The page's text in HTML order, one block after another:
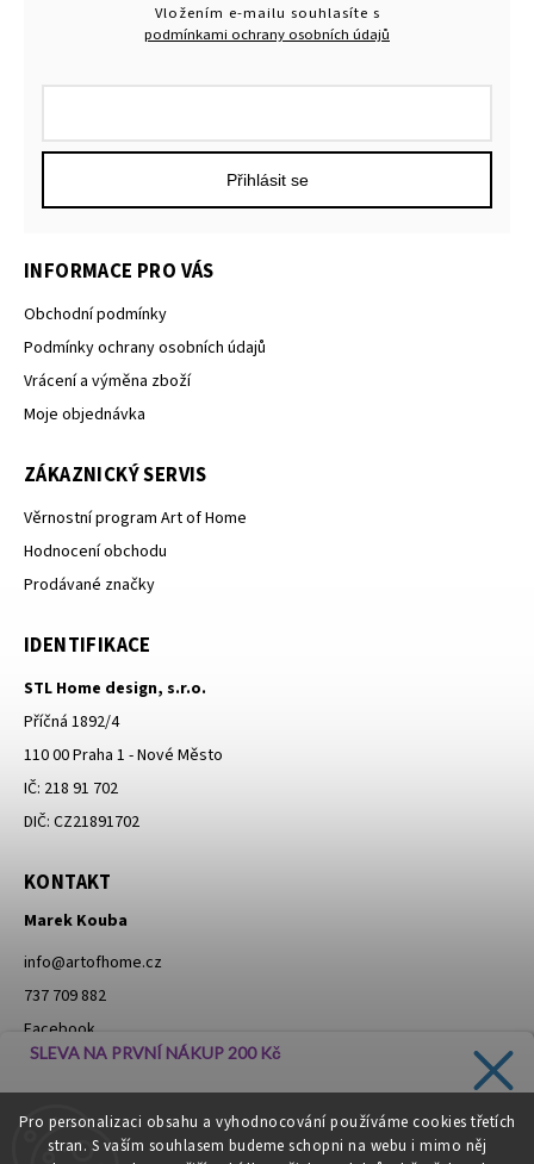
Pro personalizaci obsahu a vyhodnocování používáme cookies třetích
stran. S vaším souhlasem budeme schopni na webu i mimo něj
Vložením e-mailu souhlasíte s
podmínkami ochrany osobních údajů
Přihlásit se
INFORMACE PRO VÁS
Obchodní podmínky
Podmínky ochrany osobních údajů
Vrácení a výměna zboží
Moje objednávka
ZÁKAZNICKÝ SERVIS
Věrnostní program Art of Home
Hodnocení obchodu
Prodávané značky
IDENTIFIKACE
STL Home design, s.r.o.
Příčná 1892/4
110 00 Praha 1 - Nové Město
IČ: 218 91 702
DIČ: CZ21891702
KONTAKT
Marek Kouba
info@artofhome.cz
737 709 882
Facebook
Instagram
Moje objednávka - odstoupení od smlouvy
SLEVA NA PRVNÍ NÁKUP 200 Kč
slevách přímo do vaší schránky!